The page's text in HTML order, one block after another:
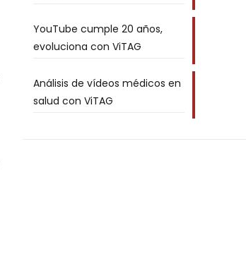
YouTube cumple 20 años,
evoluciona con ViTAG
Análisis de vídeos médicos en
salud con ViTAG